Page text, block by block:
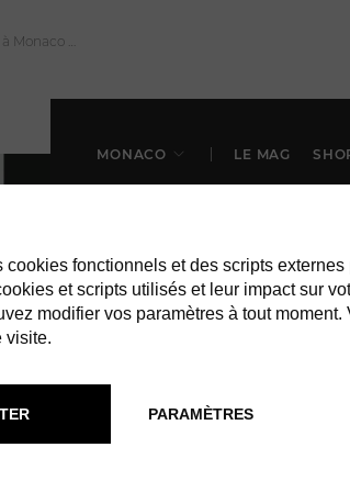
MONACO LE MAG
cookies fonctionnels et des scripts
et scripts utilisés et leur impact sur
modifier vos paramètres à tout moment.
visite.
PARAMÈTRES